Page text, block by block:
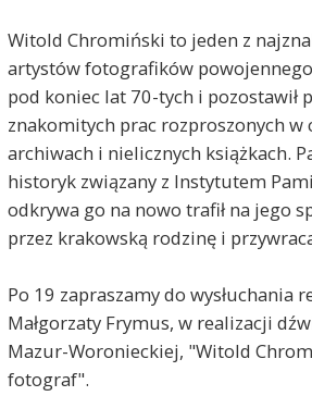
Witold Chromiński to jeden z
artystów fotografików powojennego
pod koniec lat 70-tych i pozostawił
znakomitych prac rozproszonych w
archiwach i nielicznych książkach.
historyk związany z Instytutem
odkrywa go na nowo trafił na jego
przez krakowską rodzinę i
Po 19 zapraszamy do wysłuchania
Małgorzaty Frymus, w realizacji
Mazur-Woronieckiej, "Witold
fotograf".